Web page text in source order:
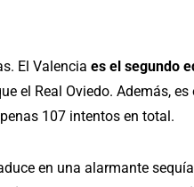
El Valencia es el segundo
el Real Oviedo. Además,
107 intentos en total.
en una alarmante